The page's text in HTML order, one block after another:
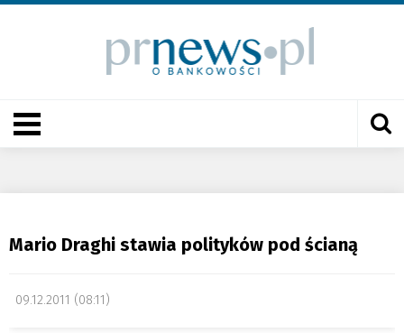
Mario Draghi stawia polityków pod ścianą
09.12.2011 (08:11)